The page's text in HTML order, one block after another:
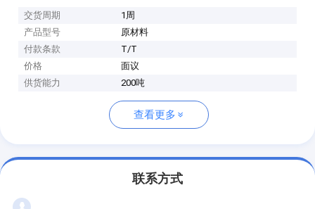
交货周期
1周
产品型号
原材料
付款条款
T/T
价格
面议
供货能力
200吨
查看更多
联系方式